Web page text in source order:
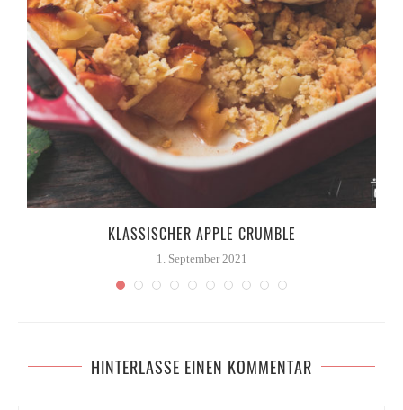
KLASSISCHER APPLE CRUMBLE
1. September 2021
HINTERLASSE EINEN KOMMENTAR